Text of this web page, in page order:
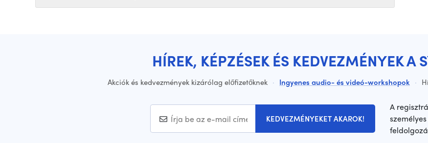
HÍREK, KÉPZÉSEK ÉS KEDVEZMÉNYEK A
Akciók és kedvezmények kizárólag előfizetőknek · Ingyenes audio- és videó-workshopok ·
KEDVEZMÉNYEKET AKAROK!
A